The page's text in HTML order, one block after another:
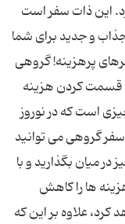
این ذات سفر است
و جدید برای شما
پرهزینه! گروهی
قسمت کردن هزینه
است که در نوروز
سفر گروهی می توانید
در میان بگذارید و با
ها را کاهش
علاوه بر این که